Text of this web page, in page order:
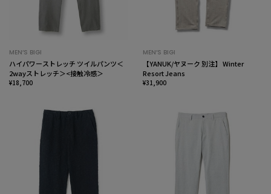
MEN’S BIGI
ハイパワーストレッチ ツイルパンツ＜
2wayストレッチ＞<接触冷感＞
¥18,700
MEN’S BIGI
【YANUK/ヤヌーク 別注】 Winter
Resort Jeans
¥31,900